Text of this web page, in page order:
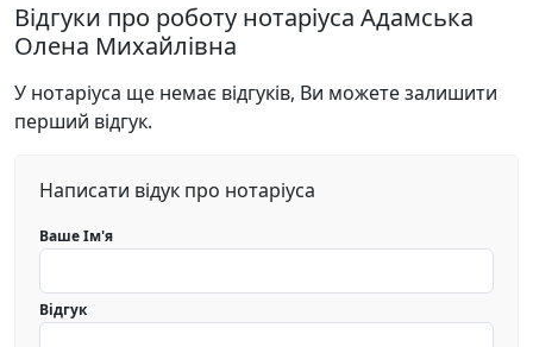
Відгуки про роботу нотаріуса Адамська
Олена Михайлівна
У нотаріуса ще немає відгуків, Ви можете залишити
перший відгук.
Написати відук про нотаріуса
Ваше Ім'я
Відгук